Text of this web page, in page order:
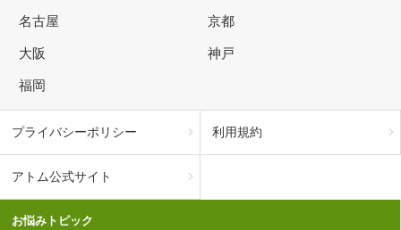
名古屋 京都
大阪 神戸
福岡
プライバシーポリシー 利用規約
アトム公式サイト
お悩みトピック